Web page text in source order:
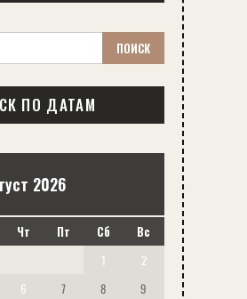
ПО ДАТАМ
2026
Чт Пт Сб
Вс
1
2
6 7 8
9